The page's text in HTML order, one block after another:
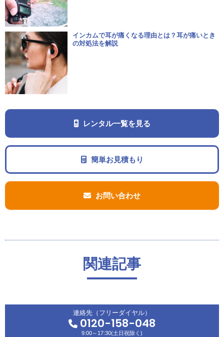
インカムで耳が痛くなる理由とは？耳が痛いとき
の対処法を解説
レンタル一覧を見る
簡単お見積もり
お問い合わせ
関連記事
連絡先（フリーダイヤル）
0120-158-048
9:00～17:30(土日祝除く)